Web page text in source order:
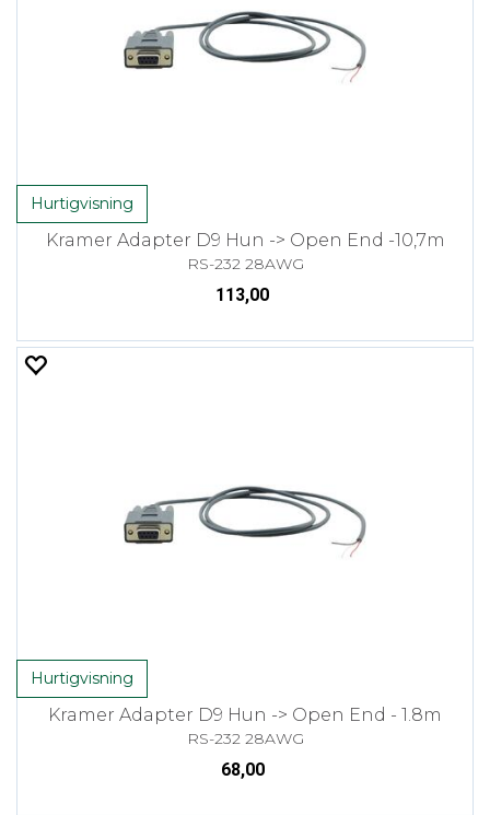
Hurtigvisning
Kramer Adapter D9 Hun -> Open End -10,7m
RS-232 28AWG
113,00
Hurtigvisning
Kramer Adapter D9 Hun -> Open End - 1.8m
RS-232 28AWG
68,00